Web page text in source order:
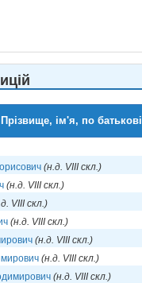
Прізвище, ім'я, по батькові
(н.д. VIII скл.)
(н.д. VIII скл.)
VIII скл.)
(н.д. VIII скл.)
(н.д. VIII скл.)
(н.д. VIII скл.)
(н.д. VIII скл.)